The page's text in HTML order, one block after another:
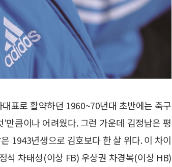
표로 활약하던 1960~70년대 초반에는 축구
만큼이나 어려웠다. 그런 가운데 김정남은 평
1943년생으로 김호보다 한 살 위다. 이 차이
석 차태성(이상 FB) 우상권 차경복(이상 HB)